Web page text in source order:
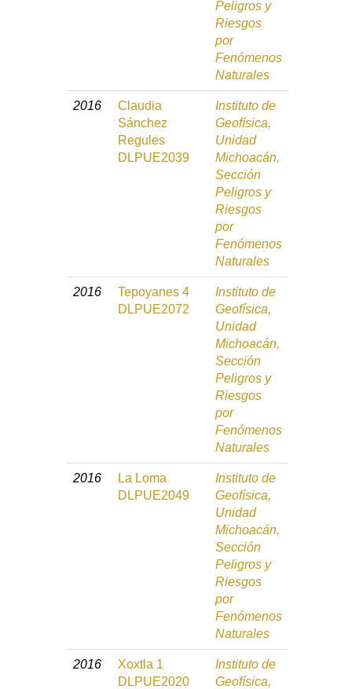
Peligros y
Riesgos
por
Fenómenos
Naturales
2016
Claudia
Sánchez
Regules
DLPUE2039
Instituto de
Geofísica,
Unidad
Michoacán,
Sección
Peligros y
Riesgos
por
Fenómenos
Naturales
2016
Tepoyanes 4
DLPUE2072
Instituto de
Geofísica,
Unidad
Michoacán,
Sección
Peligros y
Riesgos
por
Fenómenos
Naturales
2016
La Loma
DLPUE2049
Instituto de
Geofísica,
Unidad
Michoacán,
Sección
Peligros y
Riesgos
por
Fenómenos
Naturales
2016
Xoxtla 1
DLPUE2020
Instituto de
Geofísica,